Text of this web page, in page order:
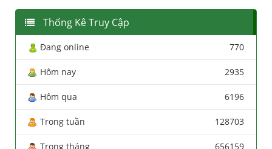
Thống Kê Truy Cập
Đang online 770
Hôm nay 2935
Hôm qua 6196
Trong tuần 128703
Trong tháng 656159